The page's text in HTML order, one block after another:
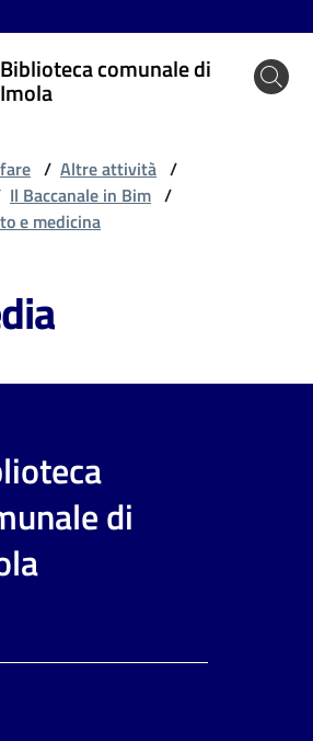
Biblioteca comunale di
Imola
/ Altre attività /
Il Baccanale in Bim /
e medicina
di